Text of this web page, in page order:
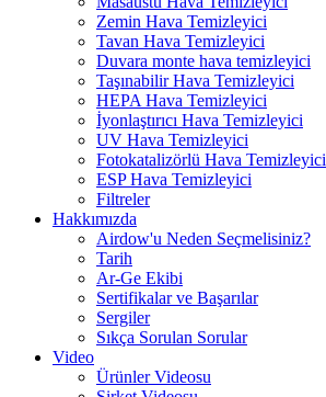
Zemin Hava Temizleyici
Tavan Hava Temizleyici
Duvara monte hava temizleyici
Taşınabilir Hava Temizleyici
HEPA Hava Temizleyici
İyonlaştırıcı Hava Temizleyici
UV Hava Temizleyici
Fotokatalizörlü Hava Temizleyici
ESP Hava Temizleyici
Filtreler
Hakkımızda
Airdow'u Neden Seçmelisiniz?
Tarih
Ar-Ge Ekibi
Sertifikalar ve Başarılar
Sergiler
Sıkça Sorulan Sorular
Video
Ürünler Videosu